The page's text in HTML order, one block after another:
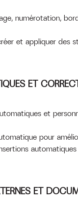
numérotation,
et appliquer des
ET
et
pour
ET